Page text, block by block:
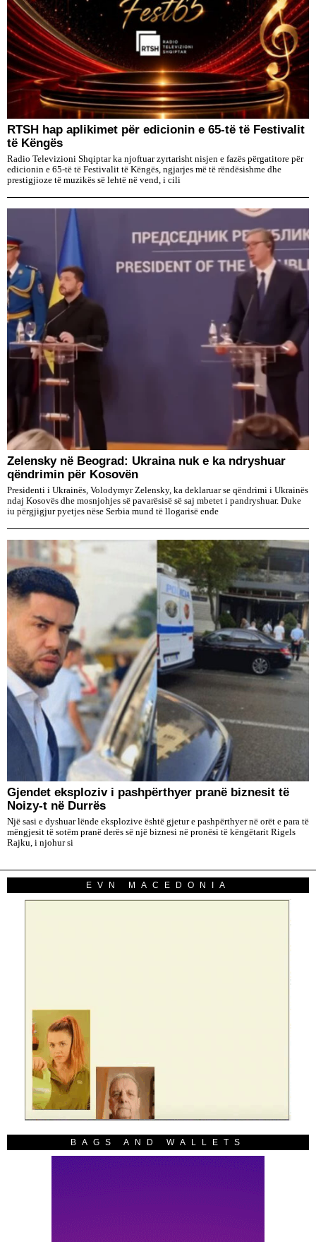
RTSH hap aplikimet për edicionin e 65-të të Festivalit
të Këngës
Radio Televizioni Shqiptar ka njoftuar zyrtarisht nisjen e fazës përgatitore për
edicionin e 65-të të Festivalit të Këngës, ngjarjes më të rëndësishme dhe
prestigjioze të muzikës së lehtë në vend, i cili
Zelensky në Beograd: Ukraina nuk e ka ndryshuar
qëndrimin për Kosovën
Presidenti i Ukrainës, Volodymyr Zelensky, ka deklaruar se qëndrimi i Ukrainës
ndaj Kosovës dhe mosnjohjes së pavarësisë së saj mbetet i pandryshuar. Duke
iu përgjigjur pyetjes nëse Serbia mund të llogarisë ende
Gjendet eksploziv i pashpërthyer pranë biznesit të
Noizy-t në Durrës
Një sasi e dyshuar lënde eksplozive është gjetur e pashpërthyer në orët e para të
mëngjesit të sotëm pranë derës së një biznesi në pronësi të këngëtarit Rigels
Rajku, i njohur si
EVN MACEDONIA
BAGS AND WALLETS